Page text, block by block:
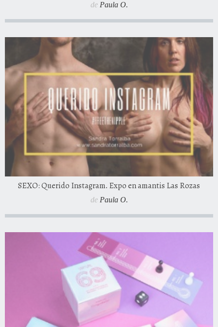
de Paula O.
SEXO: Querido Instagram. Expo en amantis Las Rozas
de Paula O.